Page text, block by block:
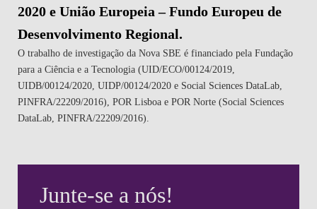
O trabalho de investigação da Nova SBE é financiado pela Fundação
para a Ciência e a Tecnologia (UID/ECO/00124/2019,
UIDB/00124/2020, UIDP/00124/2020 e Social Sciences DataLab,
PINFRA/22209/2016), POR Lisboa e POR Norte (Social Sciences
DataLab, PINFRA/22209/2016).
Junte-se a nós!